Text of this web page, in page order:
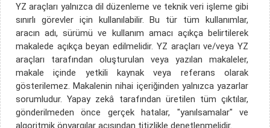
YZ araçları yalnızca dil düzenleme ve teknik veri işleme gibi
sınırlı görevler için kullanılabilir. Bu tür tüm kullanımlar,
aracın adı, sürümü ve kullanım amacı açıkça belirtilerek
makalede açıkça beyan edilmelidir. YZ araçları ve/veya YZ
araçları tarafından oluşturulan veya yazılan makaleler,
makale içinde yetkili kaynak veya referans olarak
gösterilemez. Makalenin nihai içeriğinden yalnızca yazarlar
sorumludur. Yapay zekâ tarafından üretilen tüm çıktılar,
gönderilmeden önce gerçek hatalar, "yanılsamalar" ve
algoritmik önyargılar açısından titizlikle denetlenmelidir.